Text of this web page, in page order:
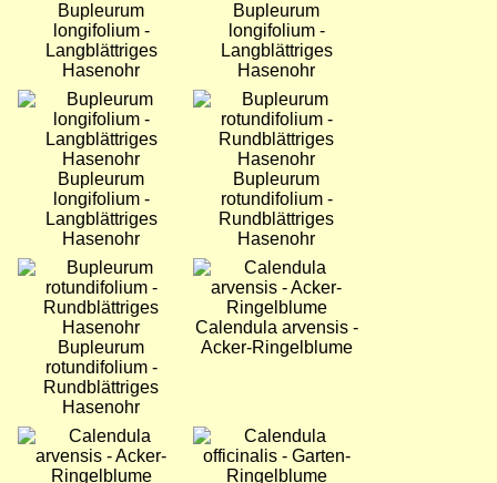
Bupleurum
longifolium -
Langblättriges
Hasenohr
Bupleurum
longifolium -
Langblättriges
Hasenohr
Bild
Bupleurum
longifolium -
Langblättriges
Hasenohr
Bild
Bupleurum
rotundifolium -
Rundblättriges
Hasenohr
Bild
Bupleurum
rotundifolium -
Rundblättriges
Hasenohr
Bild
Calendula arvensis -
Acker-Ringelblume
Bild Bild